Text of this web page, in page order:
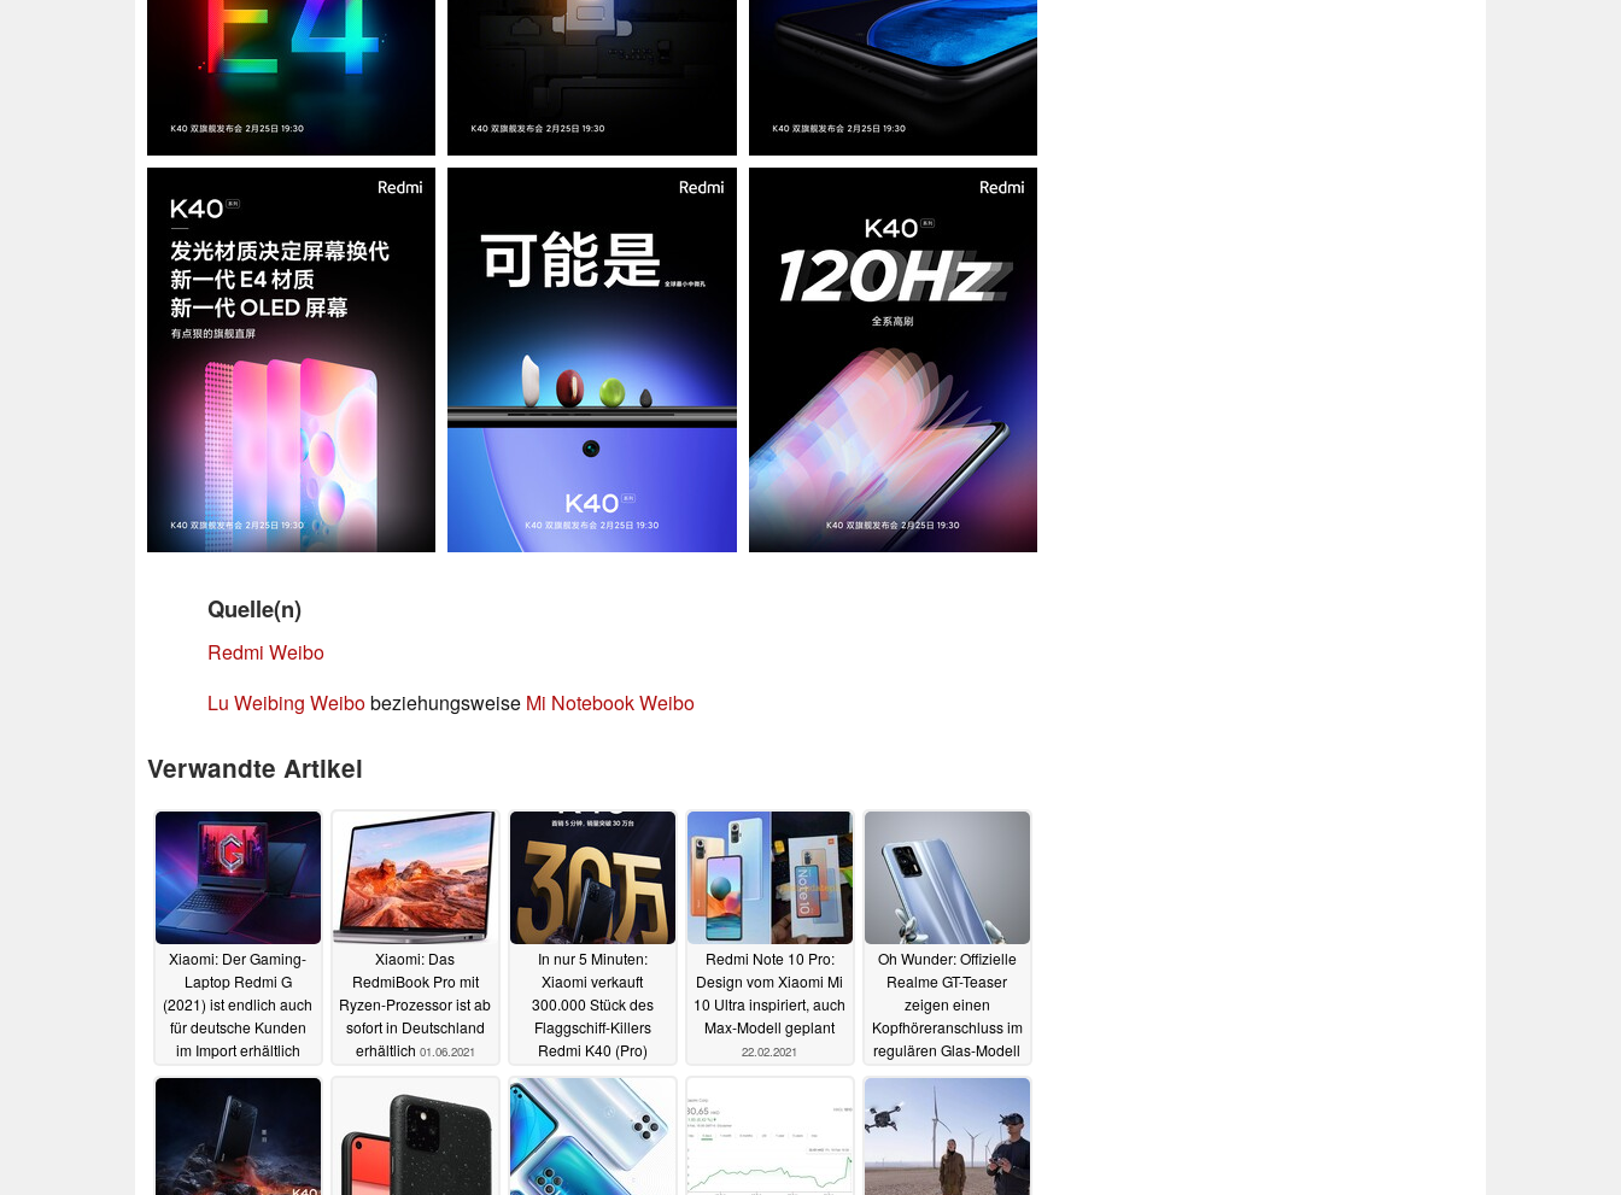
Quelle(n)
Redmi Weibo
Lu Weibing Weibobeziehungsweise Mi Notebook Weibo
Verwandte Artikel
Xiaomi: Der Gaming-
Laptop Redmi G
(2021) ist endlich auch
für deutsche Kunden
im Import erhältlich
23.10.2021
Xiaomi: Das
RedmiBook Pro mit
Ryzen-Prozessor ist ab
sofort in Deutschland
erhältlich 01.06.2021
In nur 5 Minuten:
Xiaomi verkauft
300.000 Stück des
Flaggschiff-Killers
Redmi K40 (Pro)
04.03.2021
Redmi Note 10 Pro:
Design vom Xiaomi Mi
10 Ultra inspiriert, auch
Max-Modell geplant
22.02.2021
Oh Wunder: Offizielle
Realme GT-Teaser
zeigen einen
Kopfhöreranschluss im
regulären Glas-Modell
22.02.2021